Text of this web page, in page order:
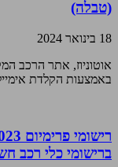
(טבלה)
18 בינואר 2024
אוטוניוז, אתר הרכב
באמצעות הקלדת
ברישומי כלי רכב